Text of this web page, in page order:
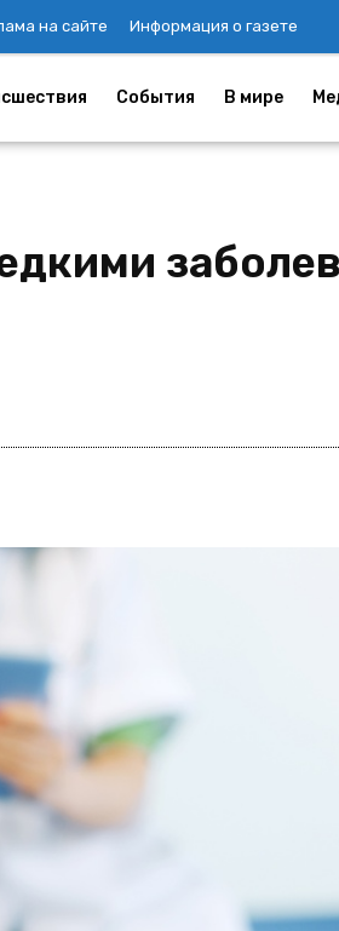
на сайте Информация о газете
События В мире